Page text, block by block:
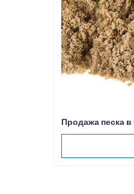
Продажа песка в